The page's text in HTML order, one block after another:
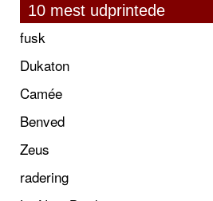
10 mest udprintede
fusk
Dukaton
Camée
Benved
Zeus
radering